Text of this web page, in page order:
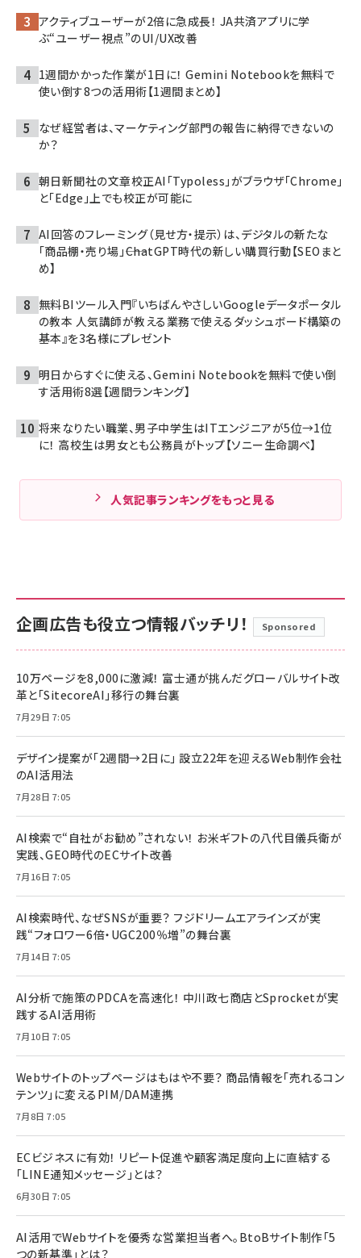
アクティブユーザーが2倍に急成長！ JA共済アプリに学
ぶ“ユーザー視点”のUI/UX改善
1週間かかった作業が1日に！ Gemini Notebookを無料で
使い倒す8つの活用術【1週間まとめ】
なぜ経営者は、マーケティング部門の報告に納得できないの
か？
朝日新聞社の文章校正AI「Typoless」がブラウザ「Chrome」
と「Edge」上でも校正が可能に
AI回答のフレーミング（見せ方・提示）は、デジタルの新たな
「商品棚・売り場」――ChatGPT時代の新しい購買行動【SEOまと
め】
無料BIツール入門『いちばんやさしいGoogleデータポータル
の教本 人気講師が教える業務で使えるダッシュボード構築の
基本』を3名様にプレゼント
明日からすぐに使える、Gemini Notebookを無料で使い倒
す活用術8選【週間ランキング】
将来なりたい職業、男子中学生はITエンジニアが5位→1位
に！ 高校生は男女とも公務員がトップ【ソニー生命調べ】
人気記事ランキングをもっと見る
企画広告も役立つ情報バッチリ！ Sponsored
10万ページを8,000に激減！ 富士通が挑んだグローバルサイト改
革と「SitecoreAI」移行の舞台裏
7月29日 7:05
デザイン提案が「2週間→2日に」 設立22年を迎えるWeb制作会社
のAI活用法
7月28日 7:05
AI検索で“自社がお勧め”されない！ お米ギフトの八代目儀兵衛が
実践、GEO時代のECサイト改善
7月16日 7:05
AI検索時代、なぜSNSが重要？ フジドリームエアラインズが実
践“フォロワー6倍・UGC200％増”の舞台裏
7月14日 7:05
AI分析で施策のPDCAを高速化！ 中川政七商店とSprocketが実
践するAI活用術
7月10日 7:05
Webサイトのトップページはもはや不要？ 商品情報を「売れるコン
テンツ」に変えるPIM/DAM連携
7月8日 7:05
ECビジネスに有効！ リピート促進や顧客満足度向上に直結する
「LINE通知メッセージ」とは？
6月30日 7:05
AI活用でWebサイトを優秀な営業担当者へ。BtoBサイト制作「5
つの新基準」とは？